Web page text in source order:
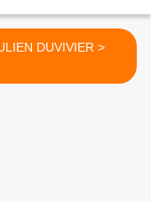
JULIEN DUVIVIER >